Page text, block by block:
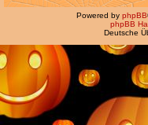
Powered by phpBB
phpBB
Deutsche